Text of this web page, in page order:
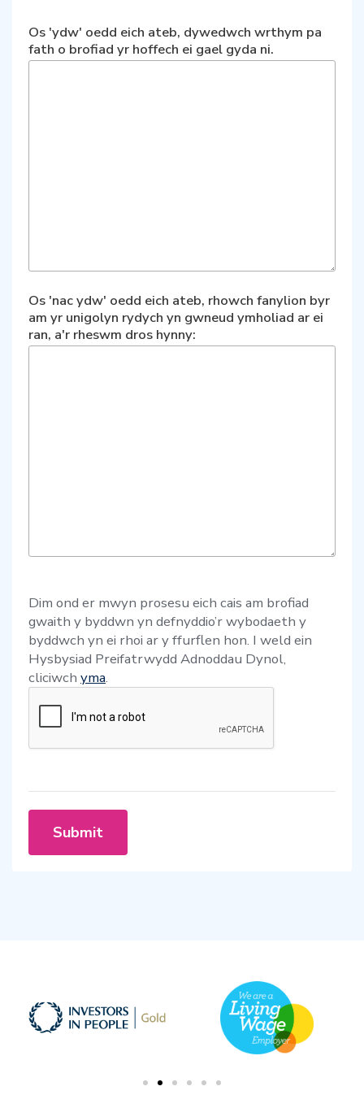
Os 'ydw' oedd eich ateb, dywedwch wrthym pa
fath o brofiad yr hoffech ei gael gyda ni.
Os 'nac ydw' oedd eich ateb, rhowch fanylion byr
am yr unigolyn rydych yn gwneud ymholiad ar ei
ran, a'r rheswm dros hynny:
Dim ond er mwyn prosesu eich cais am brofiad
gwaith y byddwn yn defnyddio’r wybodaeth y
byddwch yn ei rhoi ar y ffurflen hon. I weld ein
Hysbysiad Preifatrwydd Adnoddau Dynol,
cliciwch yma.
Submit